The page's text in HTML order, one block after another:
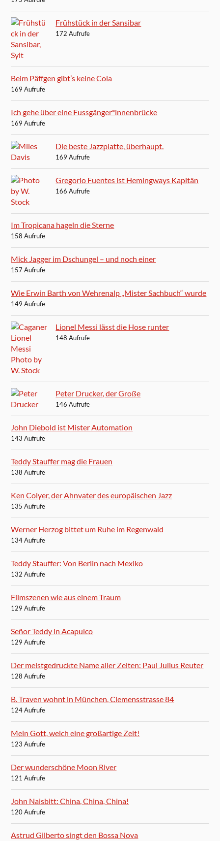
Frühstück in der Sansibar
172 Aufrufe
Beim Päffgen gibt’s keine Cola
169 Aufrufe
Ich gehe über eine Fussgänger*innenbrücke
169 Aufrufe
Die beste Jazzplatte, überhaupt.
169 Aufrufe
Gregorio Fuentes ist Hemingways Kapitän
166 Aufrufe
Im Tropicana hageln die Sterne
158 Aufrufe
Mick Jagger im Dschungel – und noch einer
157 Aufrufe
Wie Erwin Barth von Wehrenalp „Mister Sachbuch“ wurde
149 Aufrufe
Lionel Messi lässt die Hose runter
148 Aufrufe
Peter Drucker, der Große
146 Aufrufe
John Diebold ist Mister Automation
143 Aufrufe
Teddy Stauffer mag die Frauen
138 Aufrufe
Ken Colyer, der Ahnvater des europäischen Jazz
135 Aufrufe
Werner Herzog bittet um Ruhe im Regenwald
134 Aufrufe
Teddy Stauffer: Von Berlin nach Mexiko
132 Aufrufe
Filmszenen wie aus einem Traum
129 Aufrufe
Señor Teddy in Acapulco
129 Aufrufe
Der meistgedruckte Name aller Zeiten: Paul Julius Reuter
128 Aufrufe
B. Traven wohnt in München, Clemensstrasse 84
124 Aufrufe
Mein Gott, welch eine großartige Zeit!
123 Aufrufe
Der wunderschöne Moon River
121 Aufrufe
John Naisbitt: China, China, China!
120 Aufrufe
Astrud Gilberto singt den Bossa Nova